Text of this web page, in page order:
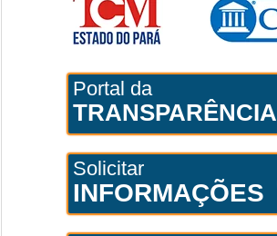
Portal da
TRANSPARÊNCIA
Solicitar
INFORMAÇÕES